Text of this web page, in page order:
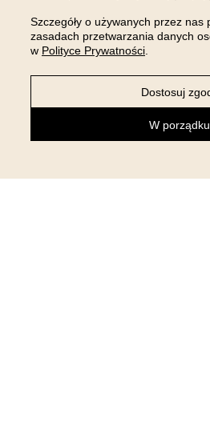
DOŁĄCZ DO
Szczegóły o używanych przez nas
zasadach przetwarzania danych
w Polityce Prywatności
W porządku
Dostosuj